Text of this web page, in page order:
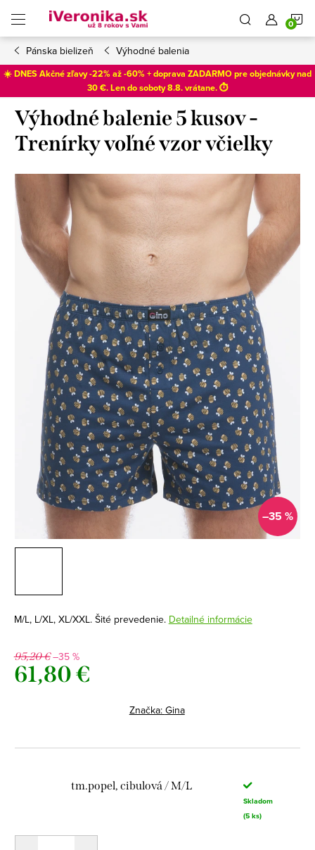
obsah
Pánska bielizeň Výhodné balenia
☀️ DNES Akčné zľavy -22% až -60% + doprava ZADARMO pre objednávky nad
30 €. Len dosoboty 8.8. vrátane. ⏱️
Výhodné balenie 5 kusov -
Trenírky voľné vzor včielky
–35 %
M/L, L/XL, XL/XXL. Šité prevedenie. Detailné informácie
95,20 €–35 %
61,80 €
Značka: Gina
tm.popel, cibulová / M/L
Skladom
(5 ks)